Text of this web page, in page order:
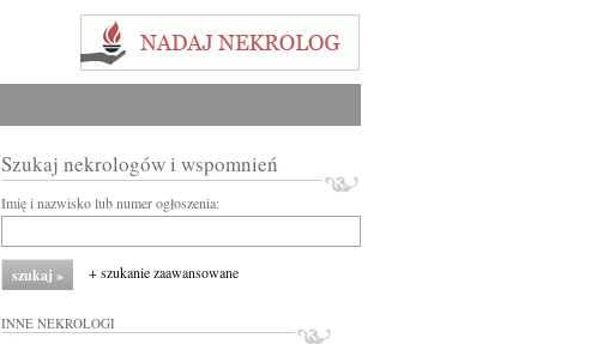
Szukaj nekrologów i wspomnień
Imię i nazwisko lub numer ogłoszenia:
+ szukanie zaawansowane
INNE NEKROLOGI